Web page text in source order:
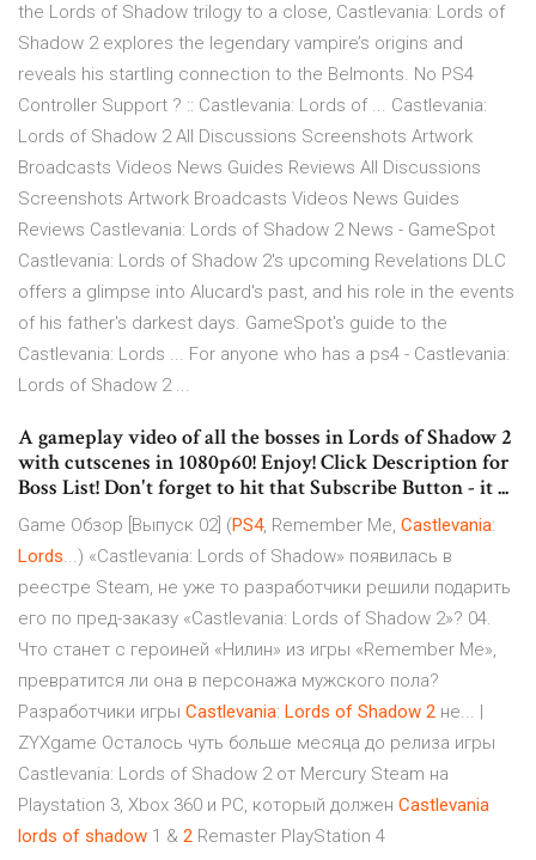
the Lords of Shadow trilogy to a close, Castlevania: Lords of
Shadow 2 explores the legendary vampire’s origins and
reveals his startling connection to the Belmonts. No PS4
Controller Support ? :: Castlevania: Lords of ... Castlevania:
Lords of Shadow 2 All Discussions Screenshots Artwork
Broadcasts Videos News Guides Reviews All Discussions
Screenshots Artwork Broadcasts Videos News Guides
Reviews Castlevania: Lords of Shadow 2 News - GameSpot
Castlevania: Lords of Shadow 2's upcoming Revelations DLC
offers a glimpse into Alucard's past, and his role in the events
of his father's darkest days. GameSpot's guide to the
Castlevania: Lords ... For anyone who has a ps4 - Castlevania:
Lords of Shadow 2 ...
A gameplay video of all the bosses in Lords of Shadow 2
with cutscenes in 1080p60! Enjoy! Click Description for
Boss List! Don't forget to hit that Subscribe Button - it ...
Game Обзор [Выпуск 02] (PS4, Remember Me, Castlevania:
Lords...) «Castlevania: Lords of Shadow» появилась в
реестре Steam, не уже то разработчики решили подарить
его по пред-заказу «Castlevania: Lords of Shadow 2»? 04.
Что станет с героиней «Нилин» из игры «Remember Me»,
превратится ли она в персонажа мужского пола?
Разработчики игры Castlevania: Lords of Shadow 2 не... |
ZYXgame Осталось чуть больше месяца до релиза игры
Castlevania: Lords of Shadow 2 от Mercury Steam на
Playstation 3, Xbox 360 и PC, который должен Castlevania
lords of shadow 1 & 2 Remaster PlayStation 4